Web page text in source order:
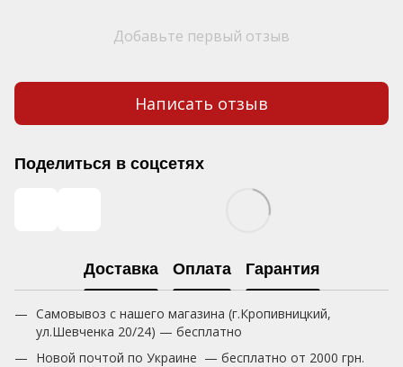
Добавьте первый отзыв
Написать отзыв
Поделиться в соцсетях
Доставка Оплата Гарантия
Самовывоз с нашего магазина (г.Кропивницкий,
ул.Шевченка 20/24) — бесплатно
Новой почтой по Украине — бесплатно от 2000 грн.